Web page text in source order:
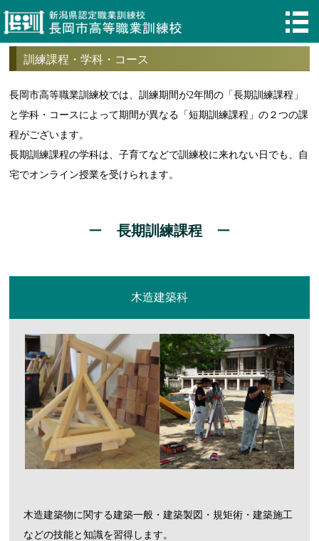
訓練課程・学科・コース
長岡市高等職業訓練校では、訓練期間が2年間の「長期訓練課程」
と学科・コースによって期間が異なる「短期訓練課程」の２つの課
程がございます。
長期訓練課程の学科は、子育てなどで訓練校に来れない日でも、自
宅でオンライン授業を受けられます。
長期訓練課程
木造建築科
木造建築物に関する建築一般・建築製図・規矩術・建築施工
などの技能と知識を習得します。